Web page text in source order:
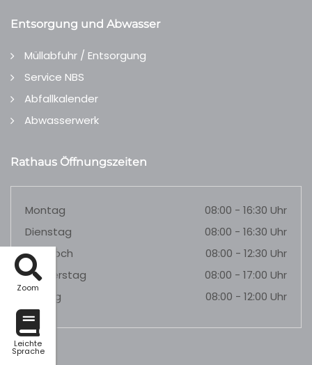
Zoom
Leichte
Sprache
Entsorgung und Abwasser
Müllabfuhr / Entsorgung
Service NBS
Abfallkalender
Abwasserwerk
Rathaus Öffnungszeiten
Montag
08:00 - 16:30 Uhr
Dienstag
08:00 - 16:30 Uhr
Mittwoch
08:00 - 12:30 Uhr
Donnerstag
08:00 - 17:00 Uhr
Freitag
08:00 - 12:00 Uhr